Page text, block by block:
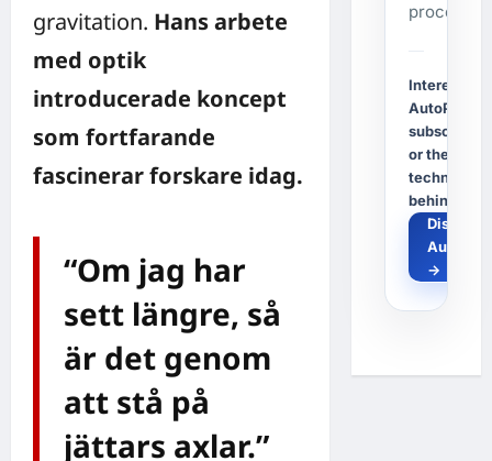
gravitation. Hans arbete
med optik
introducerade koncept
som fortfarande
fascinerar forskare idag.
“Om jag har
sett längre, så
är det genom
att stå på
jättars axlar.”
process.
Interested
AutoPost, a
or the
technology
behind it?
Discover
→